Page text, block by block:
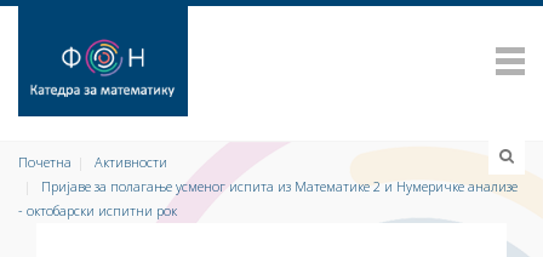
Почетна
Активности
Пријаве за полагање усменог испита из Математике 2 и Нумеричке анализе
- октобарски испитни рок